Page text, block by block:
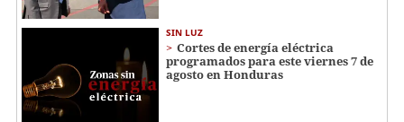
SIN LUZ
Cortes de energía eléctrica
programados para este viernes 7 de
agosto en Honduras